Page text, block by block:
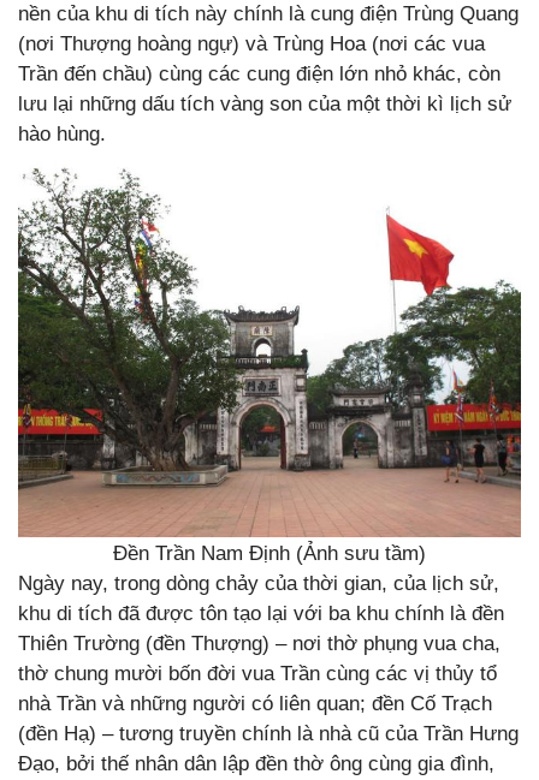
nền của khu di tích này chính là cung điện Trùng Quang
(nơi Thượng hoàng ngự) và Trùng Hoa (nơi các vua
Trần đến chầu) cùng các cung điện lớn nhỏ khác, còn
lưu lại những dấu tích vàng son của một thời kì lịch sử
hào hùng.
Đền Trần Nam Định (Ảnh sưu tầm)
Ngày nay, trong dòng chảy của thời gian, của lịch sử,
khu di tích đã được tôn tạo lại với ba khu chính là đền
Thiên Trường (đền Thượng) – nơi thờ phụng vua cha,
thờ chung mười bốn đời vua Trần cùng các vị thủy tổ
nhà Trần và những người có liên quan; đền Cố Trạch
(đền Hạ) – tương truyền chính là nhà cũ của Trần Hưng
Đạo, bởi thế nhân dân lập đền thờ ông cùng gia đình,